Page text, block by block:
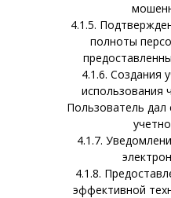
4.1.5.
полноты
4.1.6. Создания
использования
Пользователь дал
4.1.7.
4.1.8.
эффективной